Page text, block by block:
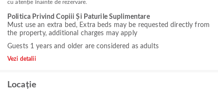
cu atenție înainte de rezervare.
Politica Privind Copiii Și Paturile Suplimentare
Must use an extra bed, Extra beds may be requested directly from
the property, additional charges may apply
Guests 1 years and older are considered as adults
Vezi detalii
Locație